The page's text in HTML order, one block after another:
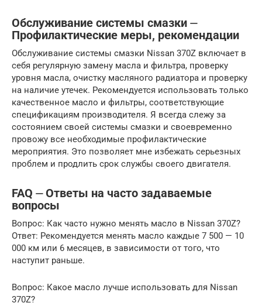
Обслуживание системы смазки ⏤
Профилактические меры, рекомендации
Обслуживание системы смазки Nissan 370Z включает в
себя регулярную замену масла и фильтра, проверку
уровня масла, очистку масляного радиатора и проверку
на наличие утечек. Рекомендуется использовать только
качественное масло и фильтры, соответствующие
спецификациям производителя. Я всегда слежу за
состоянием своей системы смазки и своевременно
провожу все необходимые профилактические
мероприятия. Это позволяет мне избежать серьезных
проблем и продлить срок службы своего двигателя.
FAQ ⏤ Ответы на часто задаваемые
вопросы
Вопрос: Как часто нужно менять масло в Nissan 370Z?
Ответ: Рекомендуется менять масло каждые 7 500 — 10
000 км или 6 месяцев, в зависимости от того, что
наступит раньше.
Вопрос: Какое масло лучше использовать для Nissan
370Z?